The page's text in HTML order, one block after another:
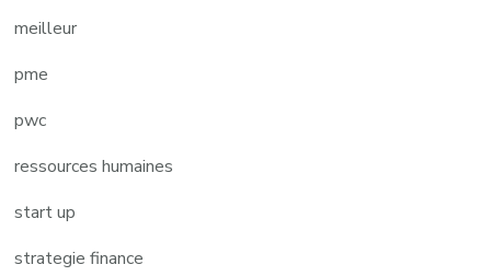
meilleur
pme
pwc
ressources humaines
start up
strategie finance